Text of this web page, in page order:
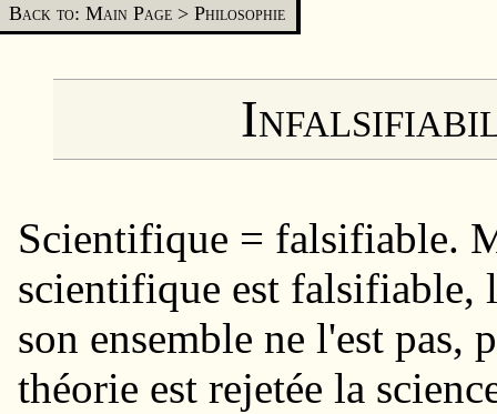
Back to: Main Page >Philosophie
Scientifique = falsifiable.
scientifique est falsifiable,
son ensemble ne l'est pas,
théorie est rejetée la